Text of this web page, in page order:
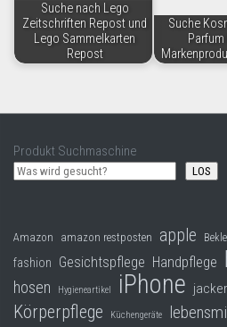
Suche nach Lego
Zeitschriften Repost und
Lego Sammelkarten
Repost
Suche
Produkt Suchmaschine
LOS
Amazon amazon restposten apple
fashion Gesichtspflege Handpflege
hosen Hygieneartikel iPhone
Körperpflege Küchengeräte